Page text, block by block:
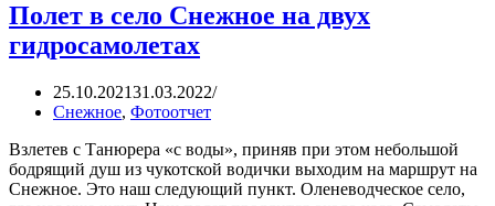
Полет в село Снежное на двух
гидросамолетах
25.10.202131.03.2022
Снежное, Фотоотчет
Взлетев с Танюрера «с воды», приняв при этом небольшой
бодрящий душ из чукотской водички выходим на маршрут на
Снежное. Это наш следующий пункт. Оленеводческое село,